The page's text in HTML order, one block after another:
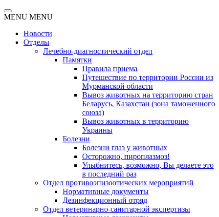
MENU MENU
Новости
Отделы
Лечебно-диагностический отдел
Памятки
Правила приема
Путешествие по территории России из
Мурманской области
Вывоз животных на территорию стран
Беларусь, Казахстан (зона таможенного
союза)
Вывоз животных в территорию
Украины
Болезни
Болезни глаз у животных
Осторожно, пироплазмоз!
Улыбнитесь, возможно, Вы делаете это
в последний раз
Отдел противоэпизоотических мероприятий
Нормативные документы
Дезинфекционный отряд
Отдел ветеринарно-санитарной экспертизы